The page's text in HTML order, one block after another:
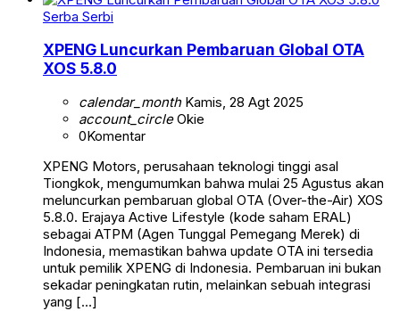
Serba Serbi
XPENG Luncurkan Pembaruan Global OTA
XOS 5.8.0
calendar_monthKamis, 28 Agt 2025
account_circleOkie
0Komentar
XPENG Motors, perusahaan teknologi tinggi asal
Tiongkok, mengumumkan bahwa mulai 25 Agustus akan
meluncurkan pembaruan global OTA (Over-the-Air) XOS
5.8.0. Erajaya Active Lifestyle (kode saham ERAL)
sebagai ATPM (Agen Tunggal Pemegang Merek) di
Indonesia, memastikan bahwa update OTA ini tersedia
untuk pemilik XPENG di Indonesia. Pembaruan ini bukan
sekadar peningkatan rutin, melainkan sebuah integrasi
yang […]